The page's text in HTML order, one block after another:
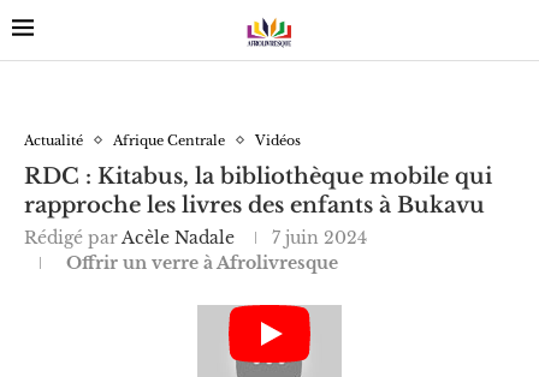
Actualité Afrique Centrale Vidéos
RDC : Kitabus, la bibliothèque mobile qui
rapproche les livres des enfants à Bukavu
Rédigé parAcèle Nadale
7 juin 2024
Offrir un verre à Afrolivresque